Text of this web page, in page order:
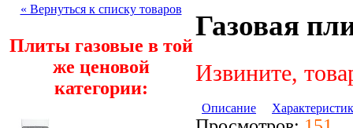
« Вернуться к списку товаров
Плиты газовые в той
же ценовой
категории:
Газовая
Извините,
Описание